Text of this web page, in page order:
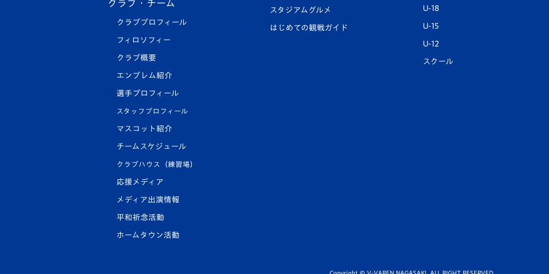
クラブ・チーム
クラブプロフィール
フィロソフィー
クラブ概要
エンブレム紹介
選手プロフィール
スタッフプロフィール
マスコット紹介
チームスケジュール
クラブハウス（練習場）
応援メディア
メディア出演情報
平和祈念活動
ホームタウン活動
スタジアムグルメ
はじめての観戦ガイド
U-18
U-15
U-12
スクール